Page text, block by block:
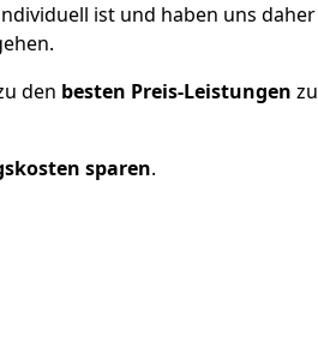
ist und haben uns daher
den besten Preis-Leistungen zu
sparen.